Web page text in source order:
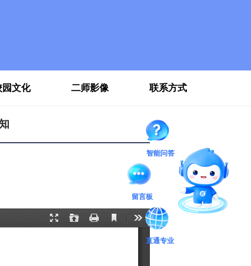
园文化 二师影像 联系方式
智能问答
留言板
直通专业